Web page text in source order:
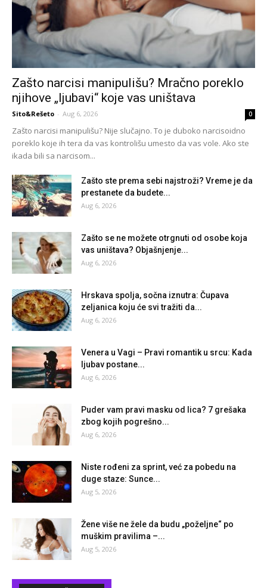
Zašto narcisi manipulišu? Mračno poreklo
njihove „ljubavi“ koje vas uništava
Sito&Rešeto - Aug 6, 2026 0
Zašto narcisi manipulišu? Nije slučajno. To je duboko narcisoidno
poreklo koje ih tera da vas kontrolišu umesto da vas vole. Ako ste
ikada bili sa narcisom...
Zašto ste prema sebi najstroži? Vreme je da
prestanete da budete...
Aug 6, 2026
Zašto se ne možete otrgnuti od osobe koja
vas uništava? Objašnjenje...
Aug 6, 2026
Hrskava spolja, sočna iznutra: Čupava
zeljanica koju će svi tražiti da...
Aug 6, 2026
Venera u Vagi – Pravi romantik u srcu: Kada
ljubav postane...
Aug 6, 2026
Puder vam pravi masku od lica? 7 grešaka
zbog kojih pogrešno...
Aug 6, 2026
Niste rođeni za sprint, već za pobedu na
duge staze: Sunce...
Aug 5, 2026
Žene više ne žele da budu „poželjne“ po
muškim pravilima –...
Aug 5, 2026